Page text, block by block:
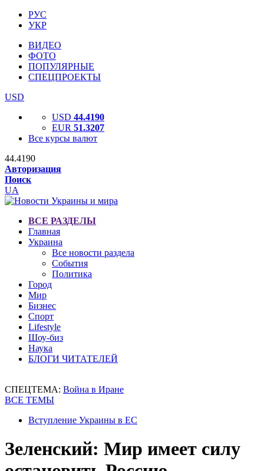
РУС
УКР
ВИДЕО
ФОТО
ПОПУЛЯРНЫЕ
СПЕЦПРОЕКТЫ
USD
USD 44.4190
EUR 51.3207
Все курсы валют
44.4190
Авторизация
Поиск
UA
ВСЕ РАЗДЕЛЫ
Главная
Украина
Все новости раздела
События
Политика
Город
Мир
Бизнес
Спорт
Lifestyle
Шоу-биз
Наука
БЛОГИ ЧИТАТЕЛЕЙ
СПЕЦТЕМА: Война в Иране
ВСЕ ТЕМЫ
Вступление Украины в ЕС
Зеленский: Мир имеет силу